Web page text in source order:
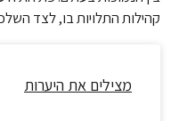
קהילות התלויות בו, לצד
מצילים את היערות